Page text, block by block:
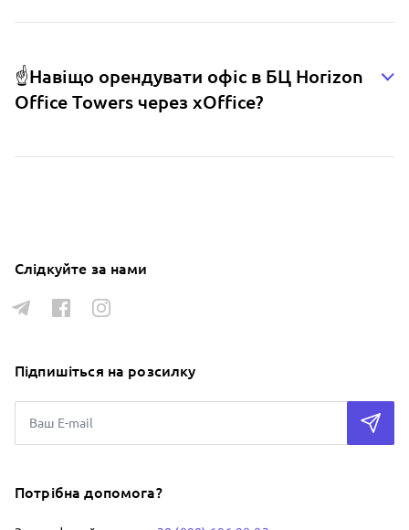
☝️Навіщо орендувати офіс в БЦ Horizon
Office Towers через xOffice?
Слідкуйте за нами
Підпишіться на розсилку
Потрібна допомога?